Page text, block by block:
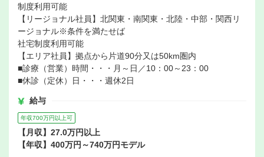
制度利用可能
【リージョナル社員】北関東・南関東・北陸・中部・関西リ
ージョナル※条件を満たせば
社宅制度利用可能
【エリア社員】拠点から片道90分又は50km圏内
■診療（営業）時間・・・月～日／10：00～23：00
■休診（定休）日・・・週休2日
給与
年収700万円以上可
【月収】27.0万円以上
【年収】400万円～740万円モデル